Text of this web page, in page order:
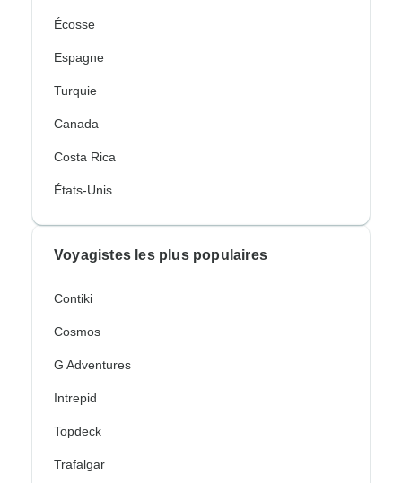
Écosse
Espagne
Turquie
Canada
Costa Rica
États-Unis
Voyagistes les plus populaires
Contiki
Cosmos
G Adventures
Intrepid
Topdeck
Trafalgar